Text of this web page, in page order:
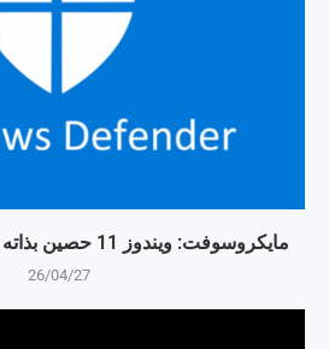
مايكروسوفت: ويندوز 11 حصين بذاته من البرمجيات الخبيثة
26/04/27